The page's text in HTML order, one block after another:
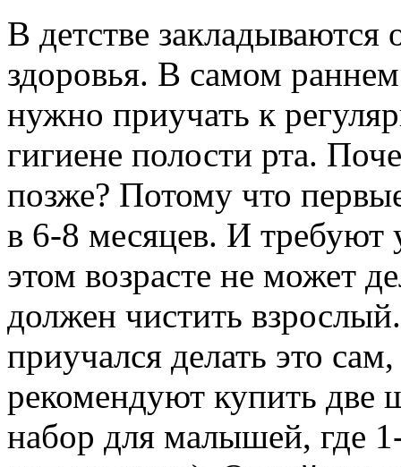
В детстве
здоровья. В самом
нужно приучать к
гигиене полости рта.
позже? Потому что
в 6-8 месяцев. И требуют
этом возрасте не может
должен чистить
приучался делать это
рекомендуют купить две
набор для малышей, где